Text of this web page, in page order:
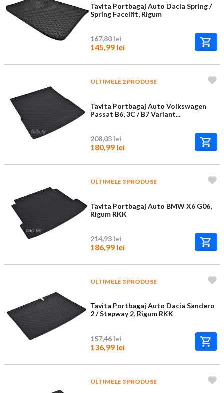
Tavita Portbagaj Auto Dacia Spring /
Spring Facelift, Rigum
167,80 lei
145,99 lei
ULTIMELE 2 PRODUSE
Tavita Portbagaj Auto Volkswagen
Passat B6, 3C / B7 Variant...
208,03 lei
180,99 lei
ULTIMELE 3 PRODUSE
Tavita Portbagaj Auto BMW X6 G06,
Rigum RKK
214,93 lei
186,99 lei
ULTIMELE 3 PRODUSE
Tavita Portbagaj Auto Dacia Sandero
2 / Stepway 2, Rigum RKK
157,46 lei
136,99 lei
ULTIMELE 3 PRODUSE